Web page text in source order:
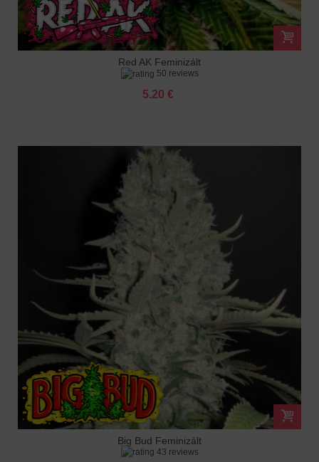
Red AK Feminizált
50 reviews
5.20 €
Big Bud Feminizált
43 reviews